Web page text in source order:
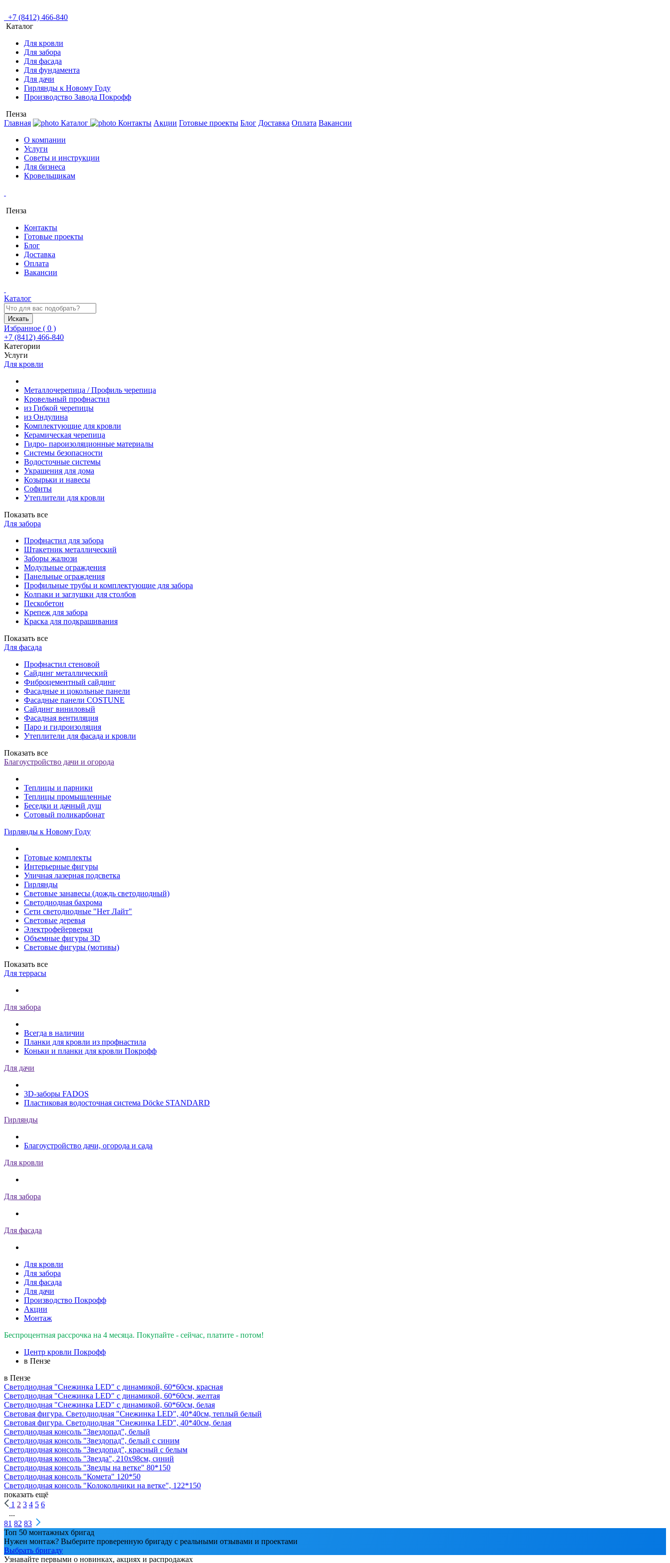
+7 (8412) 466-840
Каталог
Для кровли
Для забора
Для фасада
Для фундамента
Для дачи
Гирлянды к Новому Году
Производство Завода Покрофф
Пенза
Главная
Каталог Контакты Акции Готовые проекты Блог Доставка Оплата Вакансии
О компании
Услуги
Советы и инструкции
Для бизнеса
Кровельщикам
Пенза
Контакты
Готовые проекты
Блог
Доставка
Оплата
Вакансии
Каталог
Искать
Избранное ( 0 )
+7 (8412) 466-840
Категории
Услуги
Для кровли
Металлочерепица / Профиль черепица
Кровельный профнастил
из Гибкой черепицы
из Ондулина
Комплектующие для кровли
Керамическая черепица
Гидро- пароизоляционные материалы
Системы безопасности
Водосточные системы
Украшения для дома
Козырьки и навесы
Софиты
Утеплители для кровли
Показать все
Для забора
Профнастил для забора
Штакетник металлический
Заборы жалюзи
Модульные ограждения
Панельные ограждения
Профильные трубы и комплектующие для забора
Колпаки и заглушки для столбов
Пескобетон
Крепеж для забора
Краска для подкрашивания
Показать все
Для фасада
Профнастил стеновой
Сайдинг металлический
Фиброцементный сайдинг
Фасадные и цокольные панели
Фасадные панели COSTUNE
Сайдинг виниловый
Фасадная вентиляция
Паро и гидроизоляция
Утеплители для фасада и кровли
Показать все
Благоустройство дачи и огорода
Теплицы и парники
Теплицы промышленные
Беседки и дачный душ
Сотовый поликарбонат
Гирлянды к Новому Году
Готовые комплекты
Интерьерные фигуры
Уличная лазерная подсветка
Гирлянды
Световые занавесы (дождь светодиодный)
Светодиодная бахрома
Сети светодиодные "Нет Лайт"
Световые деревья
Электрофейерверки
Объемные фигуры 3D
Световые фигуры (мотивы)
Показать все
Для террасы
Для забора
Всегда в наличии
Планки для кровли из профнастила
Коньки и планки для кровли Покрофф
Для дачи
3D-заборы FADOS
Пластиковая водосточная система Döcke STANDARD
Гирлянды
Благоустройство дачи, огорода и сада
Для кровли
Для забора
Для фасада
Для кровли
Для забора
Для фасада
Для дачи
Производство Покрофф
Акции
Монтаж
Беспроцентная рассрочка на 4 месяца. Покупайте - сейчас, платите - потом!
Центр кровли Покрофф
в Пензе
в Пензе
Светодиодная "Снежинка LED" с динамикой, 60*60см, красная
Светодиодная "Снежинка LED" с динамикой, 60*60см, желтая
Светодиодная "Снежинка LED" с динамикой, 60*60см, белая
Световая фигура. Светодиодная "Снежинка LED", 40*40см, теплый белый
Световая фигура. Светодиодная "Снежинка LED", 40*40см, белая
Светодиодная консоль "Звездопад", белый
Светодиодная консоль "Звездопад", белый с синим
Светодиодная консоль "Звездопад", красный с белым
Светодиодная консоль "Звезда", 210х98см, синий
Светодиодная консоль "Звезды на ветке" 80*150
Светодиодная консоль "Комета" 120*50
Светодиодная консоль "Колокольчики на ветке", 122*150
показать ещё
1 2 3 4 5 6
...
81 82 83
Топ 50 монтажных бригад
Нужен монтаж? Выберите проверенную бригаду с реальными отзывами и проектами
Выбрать бригаду
Узнавайте первыми о новинках, акциях и распродажах